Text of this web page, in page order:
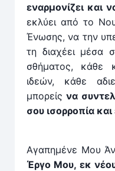
εναρ­μονίζει και
εκλύει από το
Ένωσης, να την
τη δια­χέει μέσα
σθήματος, κάθε
ιδεών, κάθε
μπορείςνα
σου ισορ­ροπία
Αγαπημένε Μου
Έρ­γο Μου, εκ